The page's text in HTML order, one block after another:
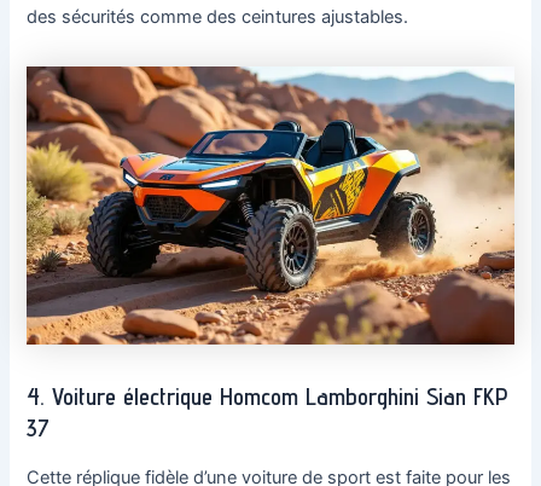
des sécurités comme des ceintures ajustables.
4. Voiture électrique Homcom Lamborghini Sian FKP
37
Cette réplique fidèle d’une voiture de sport est faite pour les